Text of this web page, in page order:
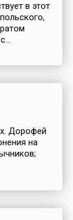
в этот
Дорофей
на